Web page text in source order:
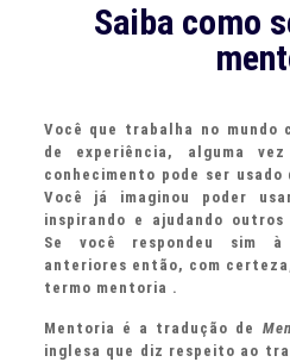
Saiba como
Você que trabalha no mundo
de experiência, alguma
conhecimento pode ser
Você já imaginou poder
inspirando e ajudando
Se você respondeu sim à
anteriores então, com
termo mentoria .
Mentoria é a tradução de
inglesa que diz respeito ao